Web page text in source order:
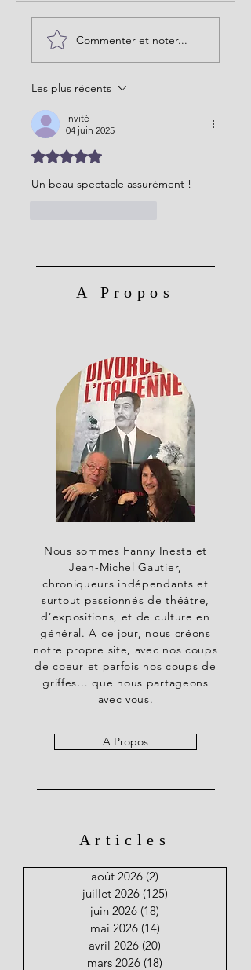
Commenter et noter...
Les plus récents
Invité
04 juin 2025
Noté 5 étoiles sur 5.
Un beau spectacle assurément !
A Propos
Nous sommes Fanny Inesta et
Jean-Michel Gautier,
chroniqueurs indépendants et
surtout passionnés de théâtre,
d’expositions, et de culture en
général. A ce jour, nous créons
notre propre site, avec nos coups
de coeur et parfois nos coups de
griffes… que nous partageons
avec vous.
A Propos
Articles
août 2026 (2)
juillet 2026 (125)
juin 2026 (18)
mai 2026 (14)
avril 2026 (20)
mars 2026 (18)